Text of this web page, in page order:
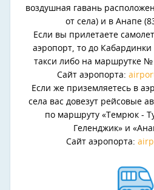
воздушная гавань
от села) и в Анапе
Если вы прилетаете
аэропорт, то до
такси либо на маршрутке №
Сайт аэропорта:
Если же приземляетесь в
села вас довезут рейсовые
по маршруту «Темрюк -
Геленджик» и
Сайт аэропорта: